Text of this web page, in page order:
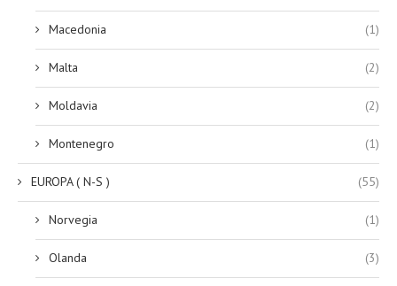
Macedonia (1)
Malta (2)
Moldavia (2)
Montenegro (1)
EUROPA ( N-S ) (55)
Norvegia (1)
Olanda (3)